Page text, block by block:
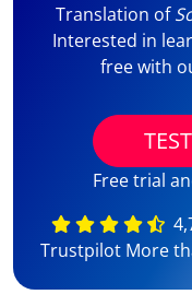
Translation of
Interested in
free with
Free trial
Trustpilot More